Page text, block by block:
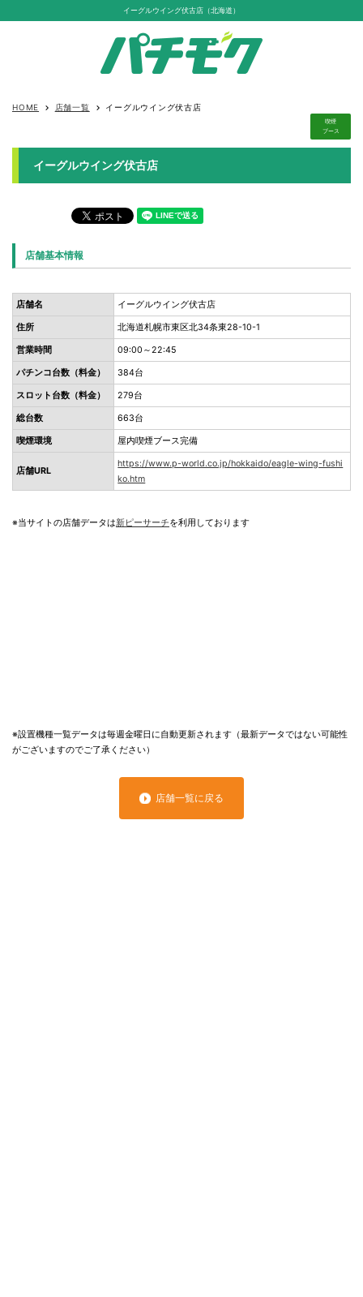
イーグルウイング伏古店（北海道）
HOME keyboard_arrow_right 店舗一覧 keyboard_arrow_right イーグルウイング伏古店
喫煙
ブース
イーグルウイング伏古店
店舗基本情報
店舗名 イーグルウイング伏古店
住所 北海道札幌市東区北34条東28-10-1
営業時間 09:00～22:45
パチンコ台数（料金） 384台
スロット台数（料金） 279台
総台数 663台
喫煙環境 屋内喫煙ブース完備
店舗URL
https://www.p-world.co.jp/hokkaido/eagle-wing-fushi
ko.htm
※当サイトの店舗データは新ピーサーチを利用しております
※設置機種一覧データは毎週金曜日に自動更新されます（最新データではない可能性
がございますのでご了承ください）
店舗一覧に戻る